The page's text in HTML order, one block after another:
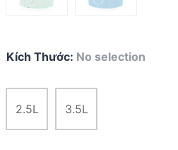
Kích Thước: No selection
2.5L 3.5L